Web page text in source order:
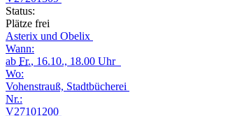
Status:
Plätze frei
Asterix und Obelix
Wann:
ab Fr., 16.10., 18.00 Uhr
Wo:
Vohenstrauß, Stadtbücherei
Nr.:
V27101200